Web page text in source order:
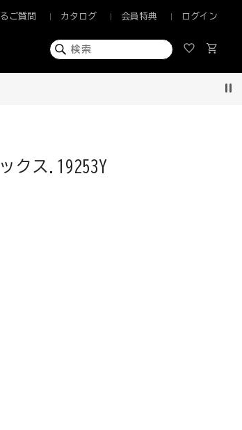
ご質問 カタログ 会員特典 ログイン
クス.19253Y